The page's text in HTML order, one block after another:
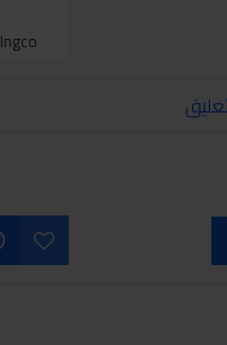
Ingco